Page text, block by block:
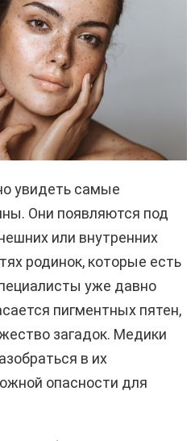
увидеть самые
Они появляются под
или внутренних
родинок, которые есть
уже давно
пигментных пятен,
загадок. Медики
в их
опасности для